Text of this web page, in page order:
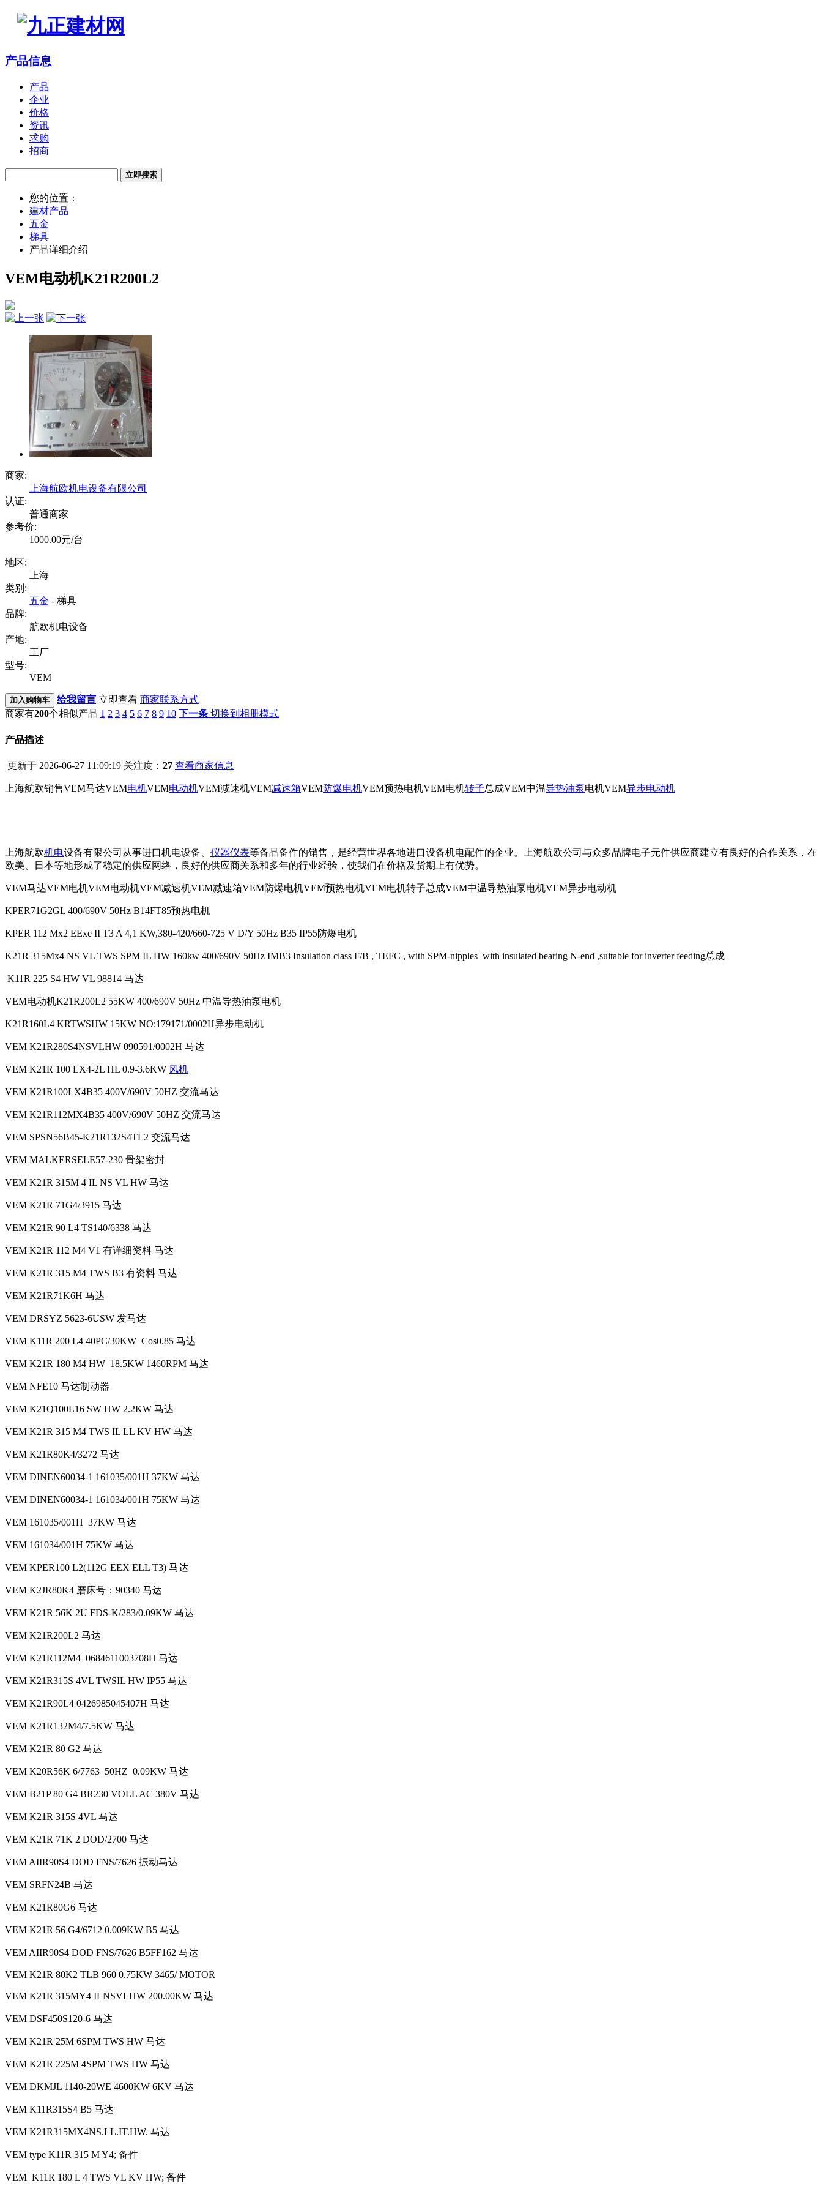
产品信息
产品
企业
价格
资讯
求购
招商
立即搜索
您的位置：
建材产品
五金
梯具
产品详细介绍
VEM电动机K21R200L2
商家:
上海航欧机电设备有限公司
认证:
普通商家
参考价:
1000.00元/台
地区:
上海
类别:
五金 - 梯具
品牌:
航欧机电设备
产地:
工厂
型号:
VEM
加入购物车 给我留言 立即查看 商家联系方式
商家有200个相似产品 1 2 3 4 5 6 7 8 9 10 下一条 切换到相册模式
产品描述
更新于 2026-06-27 11:09:19 关注度： 27 查看商家信息
上海航欧销售VEM马达VEM电机VEM电动机VEM减速机VEM减速箱VEM防爆电机VEM预热电机VEM电机转子总成VEM中温导热油泵电机VEM异步电动机
上海航欧机电设备有限公司从事进口机电设备、 仪器仪表等备品备件的销售，是经营世界各地进口设备机电配件的企业。上海航欧公司与众多品牌电子元件供应商建立有良好的合作关系，在
欧美、日本等地形成了稳定的供应网络，良好的供应商关系和多年的行业经验，使我们在价格及货期上有优势。
VEM马达VEM电机VEM电动机VEM减速机VEM减速箱VEM防爆电机VEM预热电机VEM电机转子总成VEM中温导热油泵电机VEM异步电动机
KPER71G2GL 400/690V 50Hz B14FT85预热电机
KPER 112 Mx2 EExe II T3 A 4,1 KW,380-420/660-725 V D/Y 50Hz B35 IP55防爆电机
K21R 315Mx4 NS VL TWS SPM IL HW 160kw 400/690V 50Hz IMB3 Insulation class F/B , TEFC , with SPM-nipples with insulated bearing N-end ,suitable for inverter feeding总成
K11R 225 S4 HW VL 98814 马达
VEM电动机K21R200L2 55KW 400/690V 50Hz 中温导热油泵电机
K21R160L4 KRTWSHW 15KW NO:179171/0002H异步电动机
VEM K21R280S4NSVLHW 090591/0002H 马达
VEM K21R 100 LX4-2L HL 0.9-3.6KW 风机
VEM K21R100LX4B35 400V/690V 50HZ 交流马达
VEM K21R112MX4B35 400V/690V 50HZ 交流马达
VEM SPSN56B45-K21R132S4TL2 交流马达
VEM MALKERSELE57-230 骨架密封
VEM K21R 315M 4 IL NS VL HW 马达
VEM K21R 71G4/3915 马达
VEM K21R 90 L4 TS140/6338 马达
VEM K21R 112 M4 V1 有详细资料 马达
VEM K21R 315 M4 TWS B3 有资料 马达
VEM K21R71K6H 马达
VEM DRSYZ 5623-6USW 发马达
VEM K11R 200 L4 40PC/30KW Cos0.85 马达
VEM K21R 180 M4 HW 18.5KW 1460RPM 马达
VEM NFE10 马达制动器
VEM K21Q100L16 SW HW 2.2KW 马达
VEM K21R 315 M4 TWS IL LL KV HW 马达
VEM K21R80K4/3272 马达
VEM DINEN60034-1 161035/001H 37KW 马达
VEM DINEN60034-1 161034/001H 75KW 马达
VEM 161035/001H 37KW 马达
VEM 161034/001H 75KW 马达
VEM KPER100 L2(112G EEX ELL T3) 马达
VEM K2JR80K4 磨床号：90340 马达
VEM K21R 56K 2U FDS-K/283/0.09KW 马达
VEM K21R200L2 马达
VEM K21R112M4 0684611003708H 马达
VEM K21R315S 4VL TWSIL HW IP55 马达
VEM K21R90L4 0426985045407H 马达
VEM K21R132M4/7.5KW 马达
VEM K21R 80 G2 马达
VEM K20R56K 6/7763 50HZ 0.09KW 马达
VEM B21P 80 G4 BR230 VOLL AC 380V 马达
VEM K21R 315S 4VL 马达
VEM K21R 71K 2 DOD/2700 马达
VEM AIIR90S4 DOD FNS/7626 振动马达
VEM SRFN24B 马达
VEM K21R80G6 马达
VEM K21R 56 G4/6712 0.009KW B5 马达
VEM AIIR90S4 DOD FNS/7626 B5FF162 马达
VEM K21R 80K2 TLB 960 0.75KW 3465/ MOTOR
VEM K21R 315MY4 ILNSVLHW 200.00KW 马达
VEM DSF450S120-6 马达
VEM K21R 25M 6SPM TWS HW 马达
VEM K21R 225M 4SPM TWS HW 马达
VEM DKMJL 1140-20WE 4600KW 6KV 马达
VEM K11R315S4 B5 马达
VEM K21R315MX4NS.LL.IT.HW. 马达
VEM type K11R 315 M Y4; 备件
VEM K11R 180 L 4 TWS VL KV HW; 备件